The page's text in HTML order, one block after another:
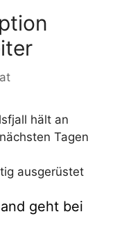
hält an
Tagen
ausgerüstet
geht bei